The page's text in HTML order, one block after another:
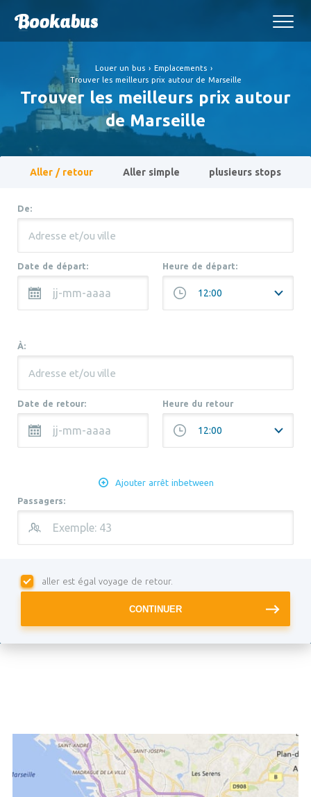
Louer un bus › Emplacements ›
Trouver les meilleurs prix autour de Marseille
Trouver les meilleurs prix autour
de Marseille
Aller / retour Aller simple plusieurs stops
De:
Date de départ: Heure de départ:
À:
Date de retour: Heure du retour
Ajouter arrêt inbetween
Passagers:
aller est égal voyage de retour.